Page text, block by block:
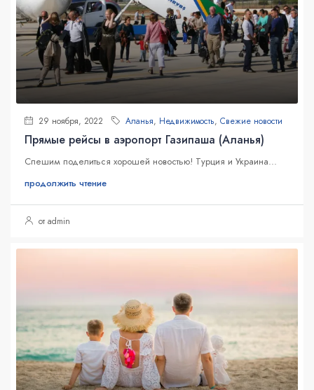
29 ноября, 2022 Аланья, Недвижимость, Свежие новости
Прямые рейсы в аэропорт Газипаша (Аланья)
Спешим поделиться хорошей новостью! Турция и Украина...
продолжить чтение
от admin